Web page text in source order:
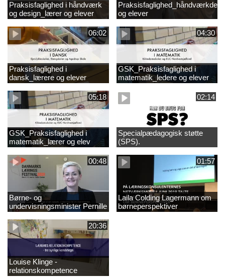
Praksisfaglighed i håndværk
og design_lærer og elever
og elever
06:02
Praksisfaglighed i
dansk_lærere og elever
04:30
GSK_Praksisfaglighed i
matematik_ledere og elever
05:18
GSK_Praksisfaglighed i
matematik_lærer og elev
02:14
Specialpædagogisk støtte
(SPS).
00:48
Børne- og
undervisningsminister Pernille
Rosenkrantz-Theil inviterer til
DKLF 2020
01:57
Laila Colding Lagermann om
børneperspektiver
20:36
Louise Klinge -
relationskompetence